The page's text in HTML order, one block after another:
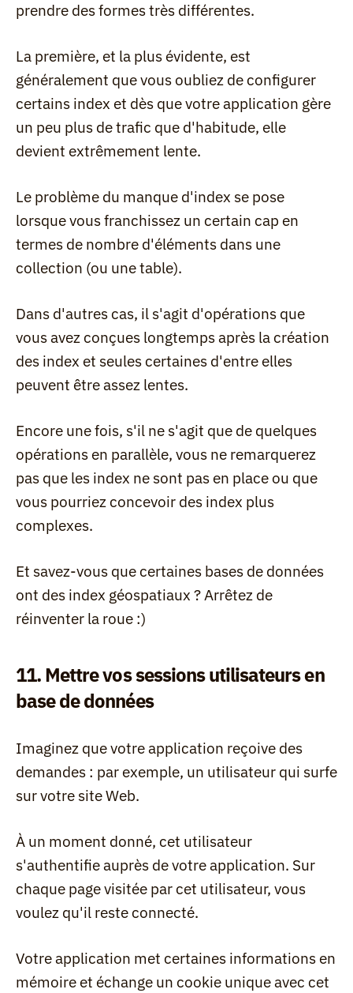
prendre des formes très différentes.
La première, et la plus évidente, est
généralement que vous oubliez de configurer
certains index et dès que votre application gère
un peu plus de trafic que d'habitude, elle
devient extrêmement lente.
Le problème du manque d'index se pose
lorsque vous franchissez un certain cap en
termes de nombre d'éléments dans une
collection (ou une table).
Dans d'autres cas, il s'agit d'opérations que
vous avez conçues longtemps après la création
des index et seules certaines d'entre elles
peuvent être assez lentes.
Encore une fois, s'il ne s'agit que de quelques
opérations en parallèle, vous ne remarquerez
pas que les index ne sont pas en place ou que
vous pourriez concevoir des index plus
complexes.
Et savez-vous que certaines bases de données
ont des index géospatiaux ? Arrêtez de
réinventer la roue :)
11. Mettre vos sessions utilisateurs en
base de données
Imaginez que votre application reçoive des
demandes : par exemple, un utilisateur qui surfe
sur votre site Web.
À un moment donné, cet utilisateur
s'authentifie auprès de votre application. Sur
chaque page visitée par cet utilisateur, vous
voulez qu'il reste connecté.
Votre application met certaines informations en
mémoire et échange un cookie unique avec cet